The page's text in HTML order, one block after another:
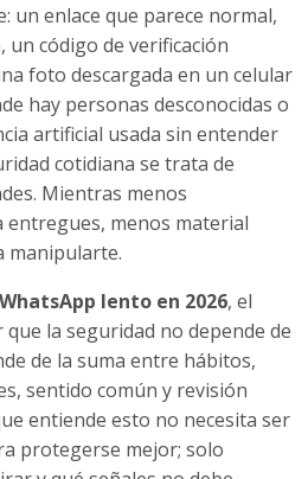
un enlace que parece normal,
un código de verificación
foto descargada en un celular
hay personas desconocidas o
artificial usada sin entender
cotidiana se trata de
Mientras menos
menos material
manipularte.
WhatsApp lento en 2026, el
la seguridad no depende de
de la suma entre hábitos,
sentido común y revisión
entiende esto no necesita ser
protegerse mejor; solo